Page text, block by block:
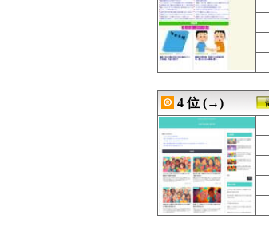
08/09 16:00
08/09 15:37
08/09 15:35
08/09 15:16
08/09 15:00
08/09 15:00
08/09 15:00
08/09 14:59
08/09 14:57
08/09 14:38
08/09 14:36
08/09 14:30
08/09 14:20
4 位 (→)